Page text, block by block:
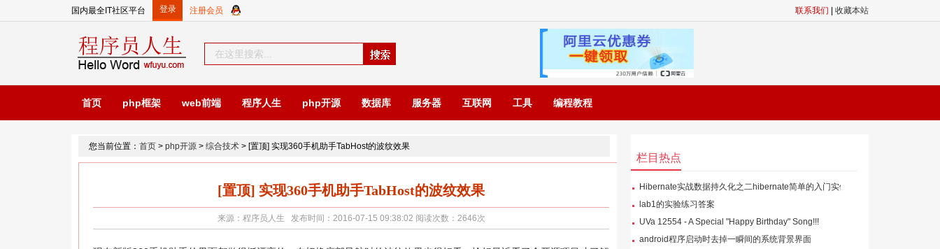
国内最全IT社区平台 联系我们 收藏本站
首页 php框架 web前端 程序人生 php开源 数据库 服务器 互联网 工具 编程教程
您当前位置： 首页 > php开源 > 综合技术 > [置顶] 实现360手机助手TabHost的波纹效果
[置顶] 实现360手机助手TabHost的波纹效果
来源：程序员人生 发布时间：2016-07-15 09:38:02 阅读次数： 2646次
栏目热点
Hibernate实战数据持久化之二hibernate简单的入门实例
lab1的实验练习答案
UVa 12554 - A Special "Happy Birthday" Song!!!
android程序启动时去掉一瞬间的系统背景界面